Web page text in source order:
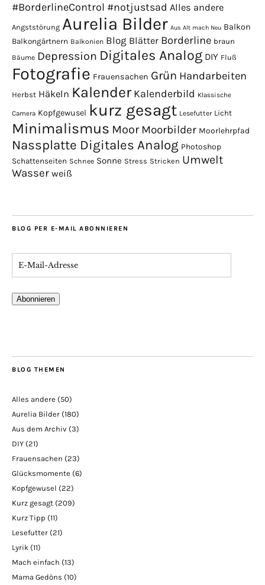
#BorderlineControl #notjustsad Alles andere
Angststörung Aurelia Bilder Aus Alt mach Neu Balkon
Balkongärtnern Balkonien Blog Blätter Borderline braun
Bäume Depression Digitales Analog DIY Fluß
Fotografie Frauensachen Grün Handarbeiten
Herbst Häkeln Kalender Kalenderbild Klassische
Camera Kopfgewusel kurz gesagt Lesefutter Licht
Minimalismus Moor Moorbilder Moorlehrpfad
Nassplatte Digitales Analog Photoshop
Schattenseiten Schnee Sonne Stress Stricken Umwelt
Wasser weiß
BLOG PER E-MAIL ABONNIEREN
Abonnieren
BLOG THEMEN
Alles andere (50)
Aurelia Bilder (180)
Aus dem Archiv (3)
DIY (21)
Frauensachen (23)
Glücksmomente (6)
Kopfgewusel (22)
Kurz gesagt (209)
Kurz Tipp (11)
Lesefutter (21)
Lyrik (11)
Mach einfach (13)
Mama Gedöns (10)